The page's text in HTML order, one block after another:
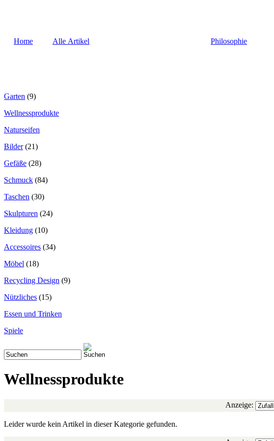
Home Alle Artikel Philosophie
Garten (9)
Wellnessprodukte
Naturseifen
Bilder (21)
Gefäße (28)
Schmuck (84)
Taschen (30)
Skulpturen (24)
Kleidung (10)
Accessoires (34)
Möbel (18)
Recycling Design (9)
Nützliches (15)
Essen und Trinken
Spiele
Wellnessprodukte
Anzeige:
Leider wurde kein Artikel in dieser Kategorie gefunden.